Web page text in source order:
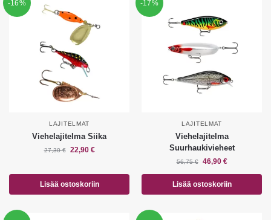
-16%
LAJITELMAT
Viehelajitelma Siika
27,30€ 22,90 €
Lisää ostoskoriin
-17%
LAJITELMAT
Viehelajitelma
Suurhaukivieheet
56,75€ 46,90 €
Lisää ostoskoriin